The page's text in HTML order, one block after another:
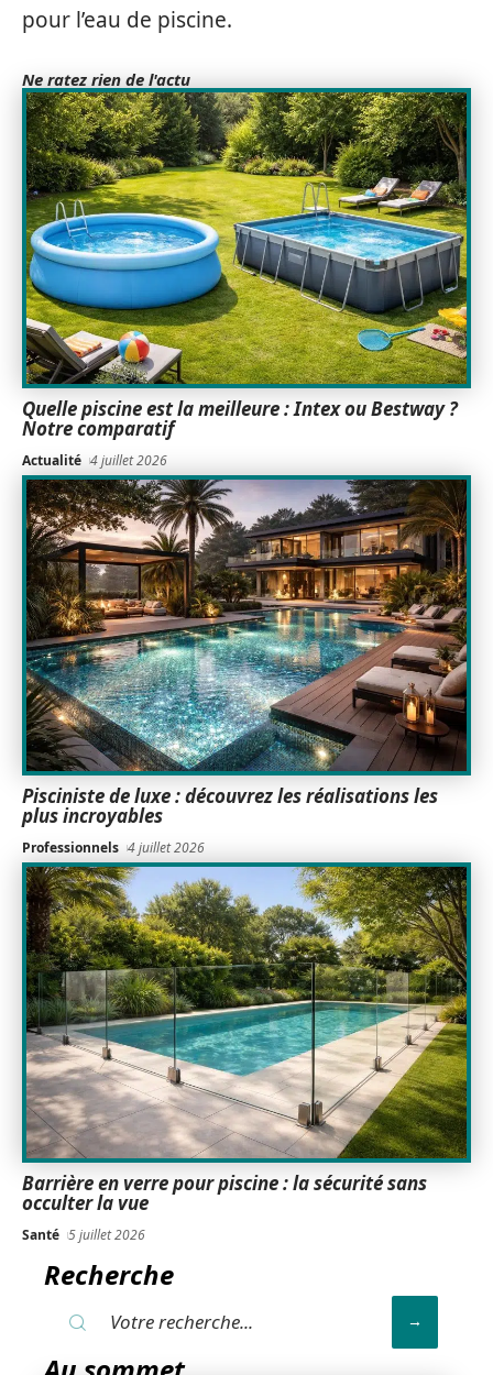
pour l’eau de piscine.
Ne ratez rien de l'actu
Quelle piscine est la meilleure : Intex ou Bestway ?
Notre comparatif
Actualité 4 juillet 2026
Pisciniste de luxe : découvrez les réalisations les
plus incroyables
Professionnels 4 juillet 2026
Barrière en verre pour piscine : la sécurité sans
occulter la vue
Santé 5 juillet 2026
Recherche